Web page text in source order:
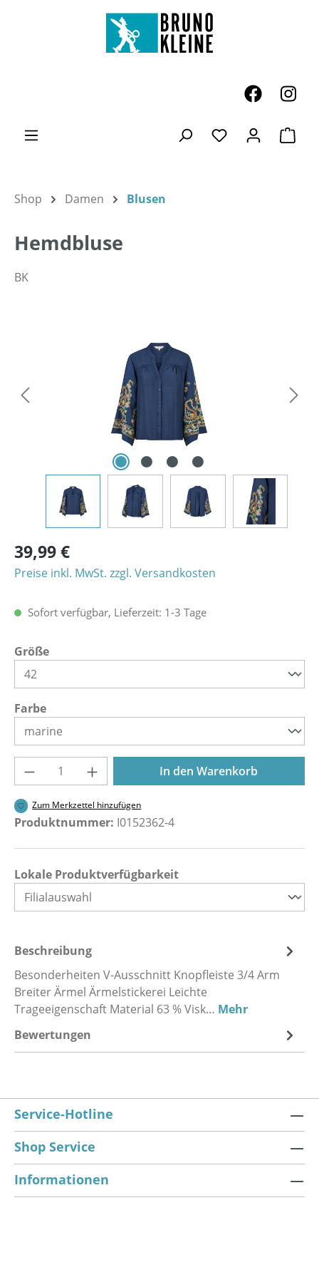
Zum Hauptinhalt springen
Du hast 0
Shop Damen Blusen
Hemdbluse
BK
39,99 €
Preise inkl. MwSt. zzgl. Versandkosten
Sofort verfügbar, Lieferzeit: 1-3 Tage
Größeauswählen
Farbeauswählen
Produkt Anzahl: Gib den gewünschten
In den Warenkorb
Zum Merkzettel hinzufügen
Produktnummer: I0152362-4
Lokale Produktverfügbarkeit
Beschreibung
Besonderheiten V-Ausschnitt Knopfleiste 3/4 Arm
Breiter Ärmel Ärmelstickerei Leichte
Trageeigenschaft Material 63 % Visk… Mehr
Bewertungen
Service-Hotline
Shop Service
Informationen